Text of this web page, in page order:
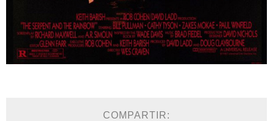
COMPARTIR: